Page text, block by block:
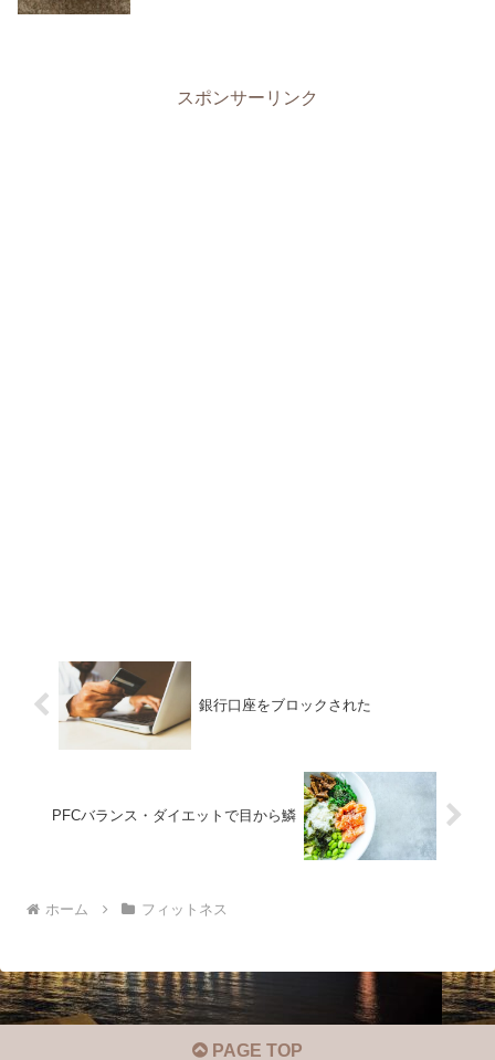
スポンサーリンク
銀行口座をブロックされた
PFCバランス・ダイエットで目から鱗
ホーム フィットネス
PAGE TOP